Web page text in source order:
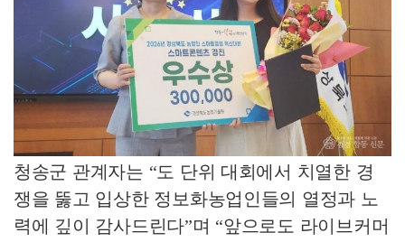
청송군 관계자는 “도 단위 대회에서 치열한 경
쟁을 뚫고 입상한 정보화농업인들의 열정과 노
력에 깊이 감사드린다”며 “앞으로도 라이브커머